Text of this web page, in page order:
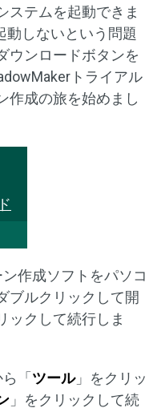
ステムを起動できま
動しないという問題
ウンロードボタンを
トライアル
作成の旅を始めまし
作成ソフトをパソコ
ブルクリックして開
ックして続行しま
「 ツール」をクリッ
」をクリックして続